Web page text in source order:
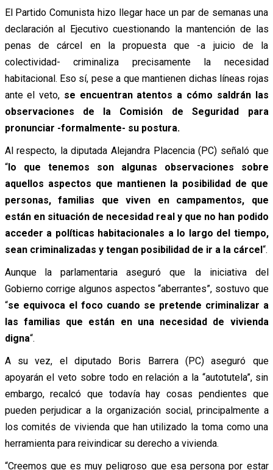
El Partido Comunista hizo llegar hace un par de semanas una
declaración al Ejecutivo cuestionando la mantención de las
penas de cárcel en la propuesta que -a juicio de la
colectividad- criminaliza precisamente la necesidad
habitacional. Eso sí, pese a que mantienen dichas líneas rojas
ante el veto, se encuentran atentos a cómo saldrán las
observaciones de la Comisión de Seguridad para
pronunciar -formalmente- su postura.
Al respecto, la diputada Alejandra Placencia (PC) señaló que
“lo que tenemos son algunas observaciones sobre
aquellos aspectos que mantienen la posibilidad de que
personas, familias que viven en campamentos, que
están en situación de necesidad real y que no han podido
acceder a políticas habitacionales a lo largo del tiempo,
sean criminalizadas y tengan posibilidad de ir a la cárcel“.
Aunque la parlamentaria aseguró que la iniciativa del
Gobierno corrige algunos aspectos “aberrantes”, sostuvo que
“se equivoca el foco cuando se pretende criminalizar a
las familias que están en una necesidad de vivienda
digna“.
A su vez, el diputado Boris Barrera (PC) aseguró que
apoyarán el veto sobre todo en relación a la “autotutela”, sin
embargo, recalcó que todavía hay cosas pendientes que
pueden perjudicar a la organización social, principalmente a
los comités de vivienda que han utilizado la toma como una
herramienta para reivindicar su derecho a vivienda.
“Creemos que es muy peligroso que esa persona por estar